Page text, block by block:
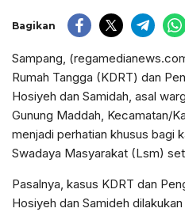
Bagikan
Sampang,
Rumah Tangga (KDRT) dan
Hosiyeh dan Samidah, asal
Gunung Maddah, Kecamatan/
menjadi perhatian khusus bagi
Swadaya Masyarakat (Lsm)
Pasalnya, kasus KDRT dan
Hosiyeh dan Samideh